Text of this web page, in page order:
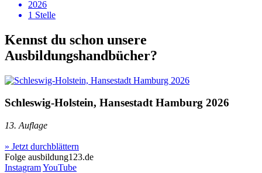
2026
1 Stelle
Kennst du schon unsere
Ausbildungshandbücher?
Schleswig-Holstein, Hansestadt Hamburg 2026
13. Auflage
» Jetzt durchblättern
Folge ausbildung123.de
InstagramYouTube